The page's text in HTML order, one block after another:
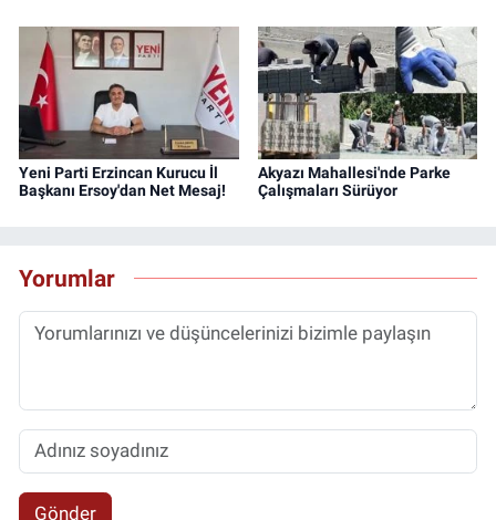
Yeni Parti Erzincan Kurucu İl
Başkanı Ersoy'dan Net Mesaj!
Akyazı Mahallesi'nde Parke
Çalışmaları Sürüyor
Yorumlar
Gönder